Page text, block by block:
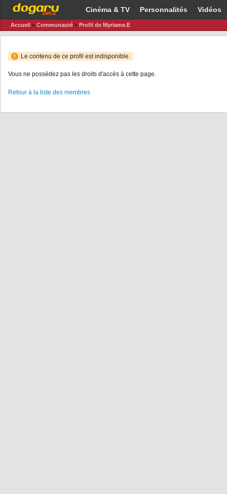
Cinéma & TV Personnalités Vidéos
Accueil » Communauté » Profil de Myriame.E
Le contenu de ce profil est indisponible.
Vous ne possédez pas les droits d'accès à cette page.
Retour à la liste des membres